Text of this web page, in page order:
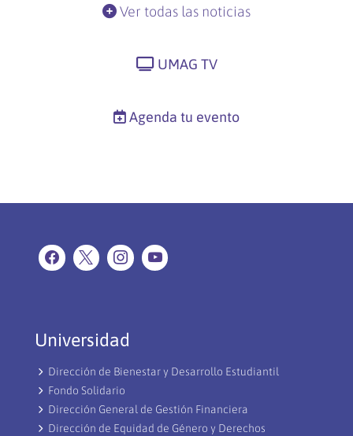
Ver todas las noticias
UMAG TV
Agenda tu evento
Universidad
Dirección de Bienestar y Desarrollo Estudiantil
Fondo Solidario
Dirección General de Gestión Financiera
Dirección de Equidad de Género y Derechos